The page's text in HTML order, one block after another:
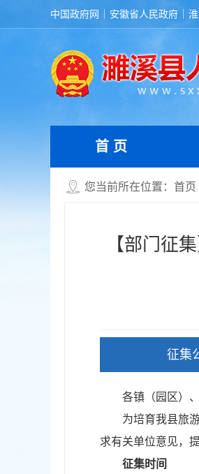
中国政府网 安徽省人民政府
首 页
您当前所在位置： 首页
【部门征
征集
各镇（园区）
为培育我县旅
求有关单位意见，
征集时间